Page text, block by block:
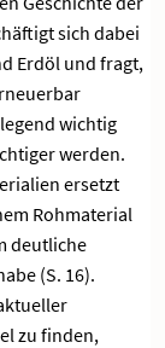
sich dabei
Erdöl und fragt,
wichtig
werden.
ersetzt
Rohmaterial
deutliche
(S. 16).
zu finden,